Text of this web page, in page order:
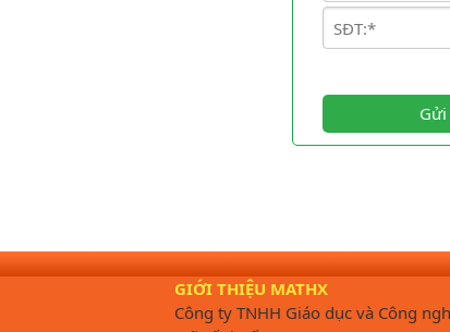
GIỚI THIỆU MATHX
Công ty TNHH Giáo dục và Công